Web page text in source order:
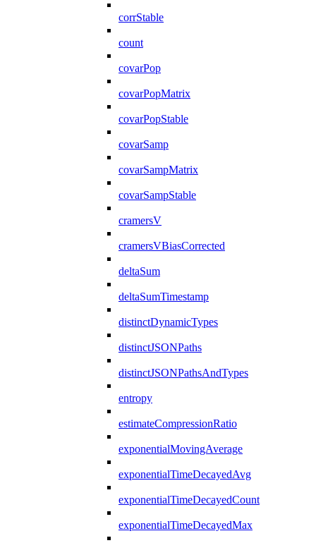
corrStable
count
covarPop
covarPopMatrix
covarPopStable
covarSamp
covarSampMatrix
covarSampStable
cramersV
cramersVBiasCorrected
deltaSum
deltaSumTimestamp
distinctDynamicTypes
distinctJSONPaths
distinctJSONPathsAndTypes
entropy
estimateCompressionRatio
exponentialMovingAverage
exponentialTimeDecayedAvg
exponentialTimeDecayedCount
exponentialTimeDecayedMax